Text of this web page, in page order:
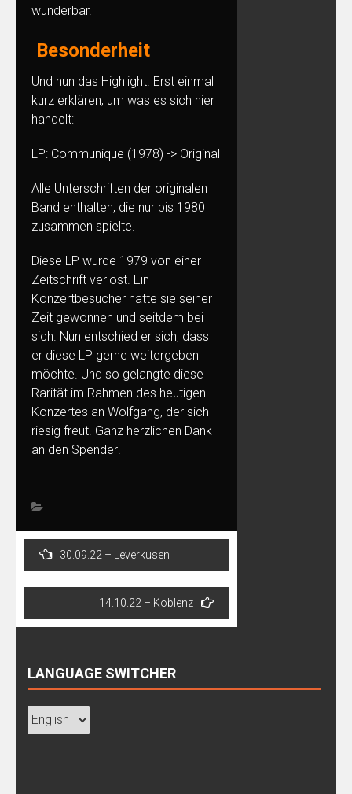
wunderbar.
Besonderheit
Und nun das Highlight. Erst einmal
kurz erklären, um was es sich hier
handelt:
LP: Communique (1978) -> Original
Alle Unterschriften der originalen
Band enthalten, die nur bis 1980
zusammen spielte.
Diese LP wurde 1979 von einer
Zeitschrift verlost. Ein
Konzertbesucher hatte sie seiner
Zeit gewonnen und seitdem bei
sich. Nun entschied er sich, dass
er diese LP gerne weitergeben
möchte. Und so gelangte diese
Rarität im Rahmen des heutigen
Konzertes an Wolfgang, der sich
riesig freut. Ganz herzlichen Dank
an den Spender!
Post
navigation
30.09.22 – Leverkusen
14.10.22 – Koblenz
LANGUAGE SWITCHER